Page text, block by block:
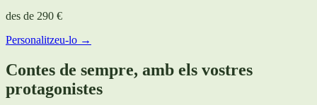
des de 290 €
Personalitzeu-lo →
Contes de sempre, amb els vostres
protagonistes